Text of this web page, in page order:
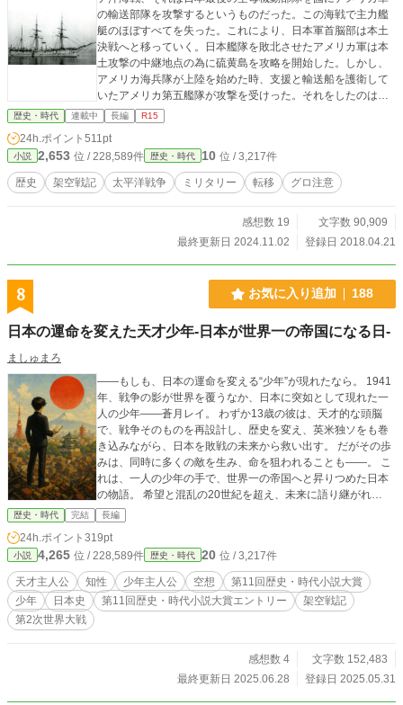
の輸送部隊を攻撃するというものだった。この海戦で主力艦
艇のほぼすべてを失った。これにより、日本軍首脳部は本土
決戦へと移っていく。日本艦隊を敗北させたアメリカ軍は本
土攻撃の中継地点の為に硫黄島を攻略を開始した。しかし、
アメリカ海兵隊が上陸を始めた時、支援と輸送船を護衛して
いたアメリカ第五艦隊が攻撃を受けった。それをしたのは、
アメリカ軍が沈めたはずの艦艇ばかりの日本の連合艦隊だっ
た。 この作品は個人的に日本がアメリカ軍に負けなかった
らどうなっていたか、はたまた、別の世界から来た日本が敗
北寸前の日本を救うと言う架空の戦記です。
歴史・時代 連載中 長編 R15
24h.ポイント 511pt
小説 2,653 位 / 228,589件 歴史・時代 10 位 / 3,217件
歴史 架空戦記 太平洋戦争 ミリタリー 転移 グロ注意
感想数 19
文字数 90,909
最終更新日 2024.11.02
登録日 2018.04.21
8 お気に入り追加 188
日本の運命を変えた天才少年-日本が世界一の帝国になる日-
ましゅまろ
――もしも、日本の運命を変える“少年”が現れたなら。 1941
年、戦争の影が世界を覆うなか、日本に突如として現れた一
人の少年――蒼月レイ。 わずか13歳の彼は、天才的な頭脳
で、戦争そのものを再設計し、歴史を変え、英米独ソをも巻
き込みながら、日本を敗戦の未来から救い出す。 だがその歩
みは、同時に多くの敵を生み、命を狙われることも――。 こ
れは、一人の少年の手で、世界一の帝国へと昇りつめた日本
の物語。 希望と混乱の20世紀を超え、未来に語り継がれ
歴史・時代 完結 長編
24h.ポイント 319pt
小説 4,265 位 / 228,589件 歴史・時代 20 位 / 3,217件
天才主人公 知性 少年主人公 空想
第11回歴史・時代小説大賞
少年
日本史 第11回歴史・時代小説大賞エントリー
架空戦記
第2次世界大戦
感想数 4
文字数 152,483
最終更新日 2025.06.28
登録日 2025.05.31